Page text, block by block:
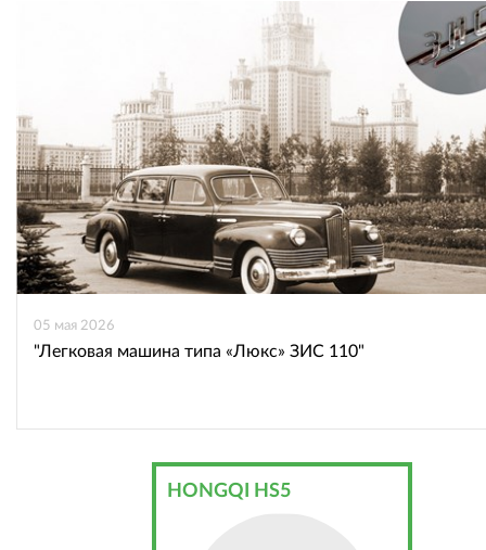
05 мая 2026
"Легковая машина типа «Люкс» ЗИС 110"
HONGQI HS5